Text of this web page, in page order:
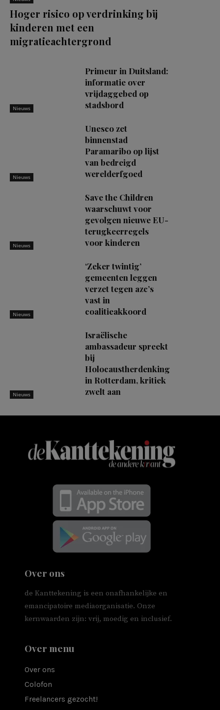
Hoger risico op verdrinking bij
kinderen met een
migratieachtergrond
Nieuws
Primeur in Duitsland:
informatie over
vrijdaggebed op
stadsbord
Nieuws
Unesco zet
binnenstad
Paramaribo op lijst
van bedreigd
werelderfgoed
Nieuws
Save the Children
waarschuwt voor
gevolgen nieuwe EU-
terugkeerregels
voor kinderen
Nieuws
‘Zeker twintig’
gemeenten leggen
verzet tegen azc’s
vast in
coalitieakkoord
Nieuws
Israëlische
ambassadeur spreekt
bij
Holocaustherdenking
in Rotterdam, kritiek
zwelt aan
Over ons
de Kanttekening is een onafhankelijke en
emancipatoire mediaorganisatie. Onze
kernwaarden zijn: vrij, moedig en inclusief.
Over menu
Over ons
Colofon
Freelancers gezocht!